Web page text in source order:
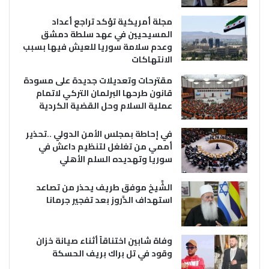
مجلة أمريكية تؤكد تراجع أعداد
المسيحيين في عهد سلطة دمشق
وعدم سلامة سوريا للعيش فيها بسبب
الانتهاكات
مقترحات وتعديلات جديدة على مسودة
قانون طرحها البرلمان التركي لاتمام
عملية السلام وحل القضية الكردية
في إحاطة بمجلس الأمن الدولي ..تحذير
أممي من تغلغل لتنظيم داعش في
سوريا وتهديده السلم الأهلي
الشَّيخ موفق طريف يحذر من تصاعد
استهداف الدَّروز بعد تفجير جرمانا
وفاة شابين اختناقاً أثناء صيانة خزان
وقود في تل براك بريف الحسكة